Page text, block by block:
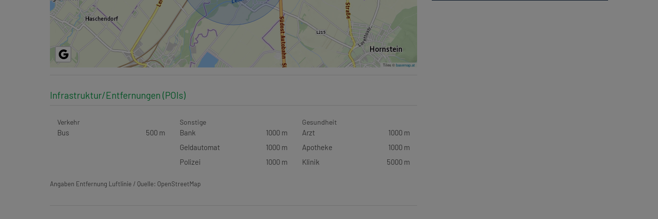
Tiles ©basemap.at
Infrastruktur/Entfernungen (POIs)
Verkehr
Bus 500 m
Sonstige
Bank
1000 m
Geldautomat
1000 m
Polizei
1000 m
Gesundheit
Arzt
1000 m
Apotheke
1000 m
Klinik
5000 m
Angaben Entfernung Luftlinie / Quelle: OpenStreetMap